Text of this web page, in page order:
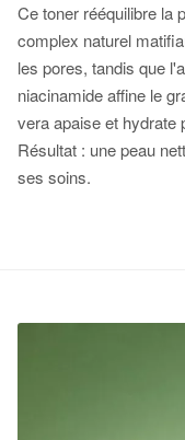
Ce toner rééquilibre la
complex naturel
les pores, tandis que
niacinamide affine le
vera apaise et hydrate
Résultat : une peau
ses soins.